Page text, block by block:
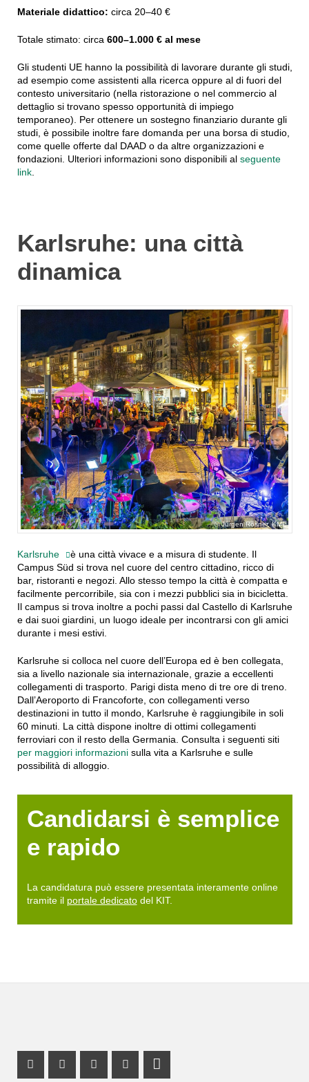
Materiale didattico: circa 20–40 €
Totale stimato: circa 600–1.000 € al mese
Gli studenti UE hanno la possibilità di lavorare durante gli studi,
ad esempio come assistenti alla ricerca oppure al di fuori del
contesto universitario (nella ristorazione o nel commercio al
dettaglio si trovano spesso opportunità di impiego
temporaneo). Per ottenere un sostegno finanziario durante gli
studi, è possibile inoltre fare domanda per una borsa di studio,
come quelle offerte dal DAAD o da altre organizzazioni e
fondazioni. Ulteriori informazioni sono disponibili al seguente
link.
Karlsruhe: una città
dinamica
Jürgen Rösner, KME
Karlsruhe
è una città vivace e a misura di studente. Il
Campus Süd si trova nel cuore del centro cittadino, ricco di
bar, ristoranti e negozi. Allo stesso tempo la città è compatta e
facilmente percorribile, sia con i mezzi pubblici sia in bicicletta.
Il campus si trova inoltre a pochi passi dal Castello di Karlsruhe
e dai suoi giardini, un luogo ideale per incontrarsi con gli amici
durante i mesi estivi.
Karlsruhe si colloca nel cuore dell’Europa ed è ben collegata,
sia a livello nazionale sia internazionale, grazie a eccellenti
collegamenti di trasporto. Parigi dista meno di tre ore di treno.
Dall’Aeroporto di Francoforte, con collegamenti verso
destinazioni in tutto il mondo, Karlsruhe è raggiungibile in soli
60 minuti. La città dispone inoltre di ottimi collegamenti
ferroviari con il resto della Germania. Consulta i seguenti siti
per maggiori informazioni sulla vita a Karlsruhe e sulle
possibilità di alloggio.
Candidarsi è semplice
e rapido
La candidatura può essere presentata interamente online
tramite il portale dedicatodel KIT.
Instagram Profil
Profil Mastodon
Youtube Profil
LinkedIn Profil